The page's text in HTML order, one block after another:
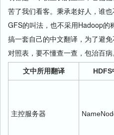
苦了我们看客。秉承老好人，谁
GFS的叫法，也不采用Hadoop的
搞一套自己的中文翻译，为了避
对照表，要不懂查一查，包治百病
文中所用翻译 HDFS
主控服务器